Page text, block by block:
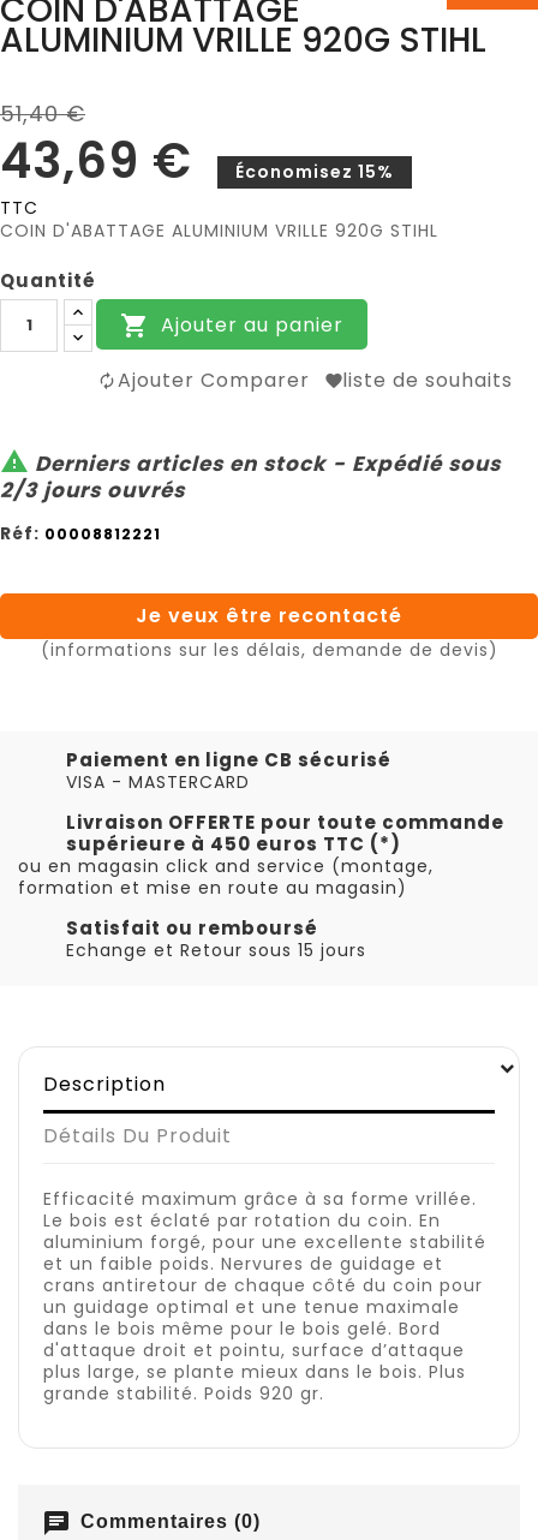
COIN D'ABATTAGE
ALUMINIUM VRILLE 920G STIHL
51,40 €
43,69 €
Économisez 15%
TTC
COIN D'ABATTAGE ALUMINIUM VRILLE 920G STIHL
Quantité
 Ajouter au panier
Ajouter Comparer liste de souhaits
 Derniers articles en stock - Expédié sous
2/3 jours ouvrés
Réf: 00008812221
Je veux être recontacté
(informations sur les délais, demande de devis)
Paiement en ligne CB sécurisé
VISA - MASTERCARD
Livraison OFFERTE pour toute commande
supérieure à 450 euros TTC (*)
ou en magasin click and service (montage,
formation et mise en route au magasin)
Satisfait ou remboursé
Echange et Retour sous 15 jours
Description
Détails Du Produit
Efficacité maximum grâce à sa forme vrillée.
Le bois est éclaté par rotation du coin. En
aluminium forgé, pour une excellente stabilité
et un faible poids. Nervures de guidage et
crans antiretour de chaque côté du coin pour
un guidage optimal et une tenue maximale
dans le bois même pour le bois gelé. Bord
d'attaque droit et pointu, surface d’attaque
plus large, se plante mieux dans le bois. Plus
grande stabilité. Poids 920 gr.
chat Commentaires (0)